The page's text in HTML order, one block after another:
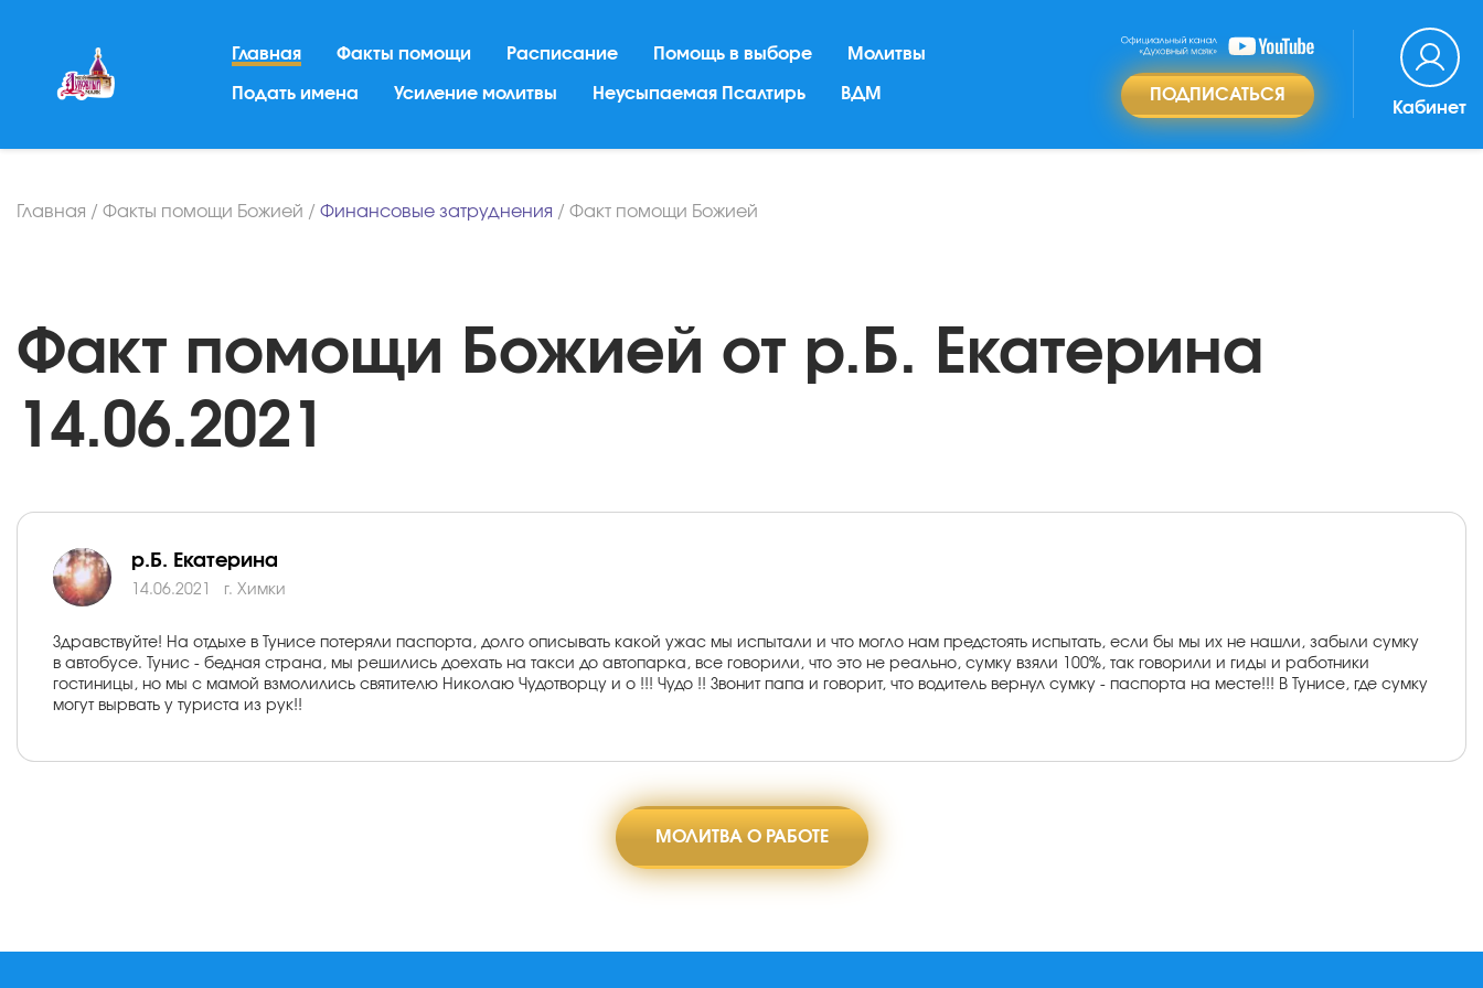
Главная Факты помощи Расписание Помощь в выборе Молитвы
Подать имена Усиление молитвы Неусыпаемая Псалтирь ВДМ ПОДПИСАТЬСЯ
Кабинет
Главная / Факты помощи Божией / Финансовые затруднения / Факт помощи Божией
Факт помощи Божией от р.Б. Екатерина
14.06.2021
р.Б. Екатерина
14.06.2021 г. Химки
Здравствуйте! На отдыхе в Тунисе потеряли паспорта, долго описывать какой ужас мы испытали и что могло нам предстоять испытать, если бы мы их не нашли, забыли сумку
в автобусе. Тунис - бедная страна, мы решились доехать на такси до автопарка, все говорили, что это не реально, сумку взяли 100%, так говорили и гиды и работники
гостиницы, но мы с мамой взмолились святителю Николаю Чудотворцу и о !!! Чудо !! Звонит папа и говорит, что водитель вернул сумку - паспорта на месте!!! В Тунисе, где сумку
могут вырвать у туриста из рук!!
МОЛИТВА О РАБОТЕ